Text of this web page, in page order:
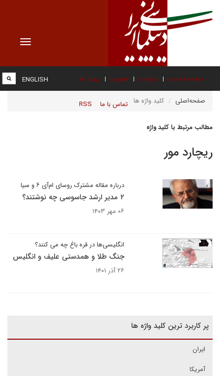
Toggle
صفحه نخست درباره ما عضویت پیوند ها
تماس با ما RSS
ENGLISH
صفحه‌اصلی کلید واژه ها
مطالب مرتبط با کلید واژه
ریچارد مور
درباره مقاله مشترک روسای ام‌آی ۶ و سیا
۲ مدیر ارشد جاسوسی چه نوشتند؟
۰۶ مهر ۱۴۰۳
انگلیسی‌ها در قره باغ چه می کنند؟
جنگ طلا و همدستی علیف و انگلیس
۲۶ آذر ۱۴۰۱
پر کاربرد ترین کلید واژه ها
ایران
آمریکا